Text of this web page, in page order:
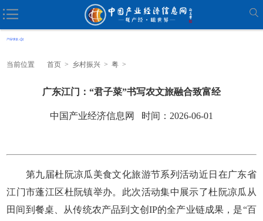
当前位置 首页 > 乡村振兴 > 粤 >
广东江门：“君子菜”书写农文旅融合致富经
中国产业经济信息网 时间：2026-06-01
第九届杜阮凉瓜美食文化旅游节系列活动近日在广东省
江门市蓬江区杜阮镇举办。此次活动集中展示了杜阮凉瓜从
田间到餐桌、从传统农产品到文创IP的全产业链成果，是“百